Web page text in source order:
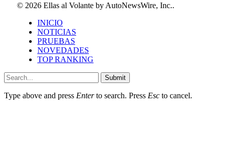
© 2026 Ellas al Volante by AutoNewsWire, Inc..
INICIO
NOTICIAS
PRUEBAS
NOVEDADES
TOP RANKING
Submit
Type above and press Enterto search. Press Esc to cancel.